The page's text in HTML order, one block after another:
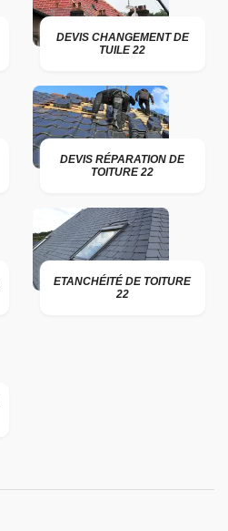
DEVIS CHANGEMENT DE
TUILE 22
DEVIS RÉPARATION DE
TOITURE 22
ETANCHÉITÉ DE TOITURE
22